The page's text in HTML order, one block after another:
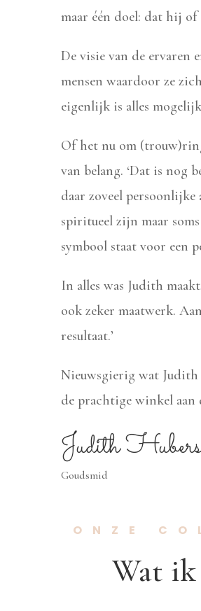
maar één doel: dat hij of
De visie van de ervaren
mensen waardoor ze
eigenlijk is alles
Of het nu om
van belang. ‘Dat is nog
daar zoveel
spiritueel zijn maar
symbool staat voor een
In alles was Judith
ook zeker maatwerk.
resultaat.’
Nieuwsgierig wat Judith
de prachtige winkel aan
Judith
Goudsmid
ONZE
Wat ik